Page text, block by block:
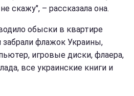
скажу", – рассказала она.
обыски в квартире
флажок Украины,
игровые диски, флаера,
все украинские книги и